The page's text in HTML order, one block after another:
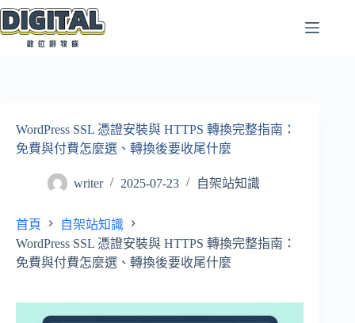
跳
至
WordPress SSL 憑證安裝與 HTTPS 轉換完整指南：
免費與付費怎麼選、轉換後要收尾什麼
writer 2025-07-23 自架站知識
首頁
自架站知識
WordPress SSL 憑證安裝與 HTTPS 轉換完整指南：
免費與付費怎麼選、轉換後要收尾什麼